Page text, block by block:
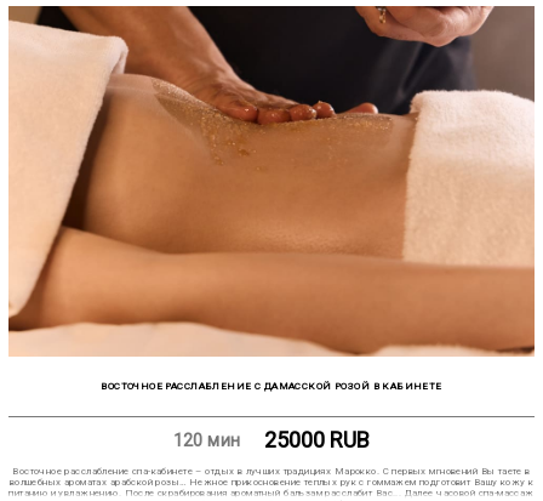
ВОСТОЧНОЕ РАССЛАБЛЕНИЕ С ДАМАССКОЙ РОЗОЙ В КАБИНЕТЕ
120 мин 25000 RUB
Восточное расслабление спа-кабинете – отдых в лучших традициях Марокко. С первых мгновений Вы таете в
волшебных ароматах арабской розы… Нежное прикосновение теплых рук с гоммажем подготовит Вашу кожу к
питанию и увлажнению. После скрабирования ароматный бальзам расслабит Вас... Далее часовой спа-массаж